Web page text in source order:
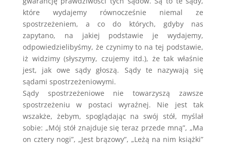
które wydajemy równocześnie niemal ze
spostrzeżeniem, a co do których, gdyby nas
zapytano, na jakiej podstawie je wydajemy,
odpowiedzielibyśmy, że czynimy to na tej podstawie,
iż widzimy (słyszymy, czujemy itd.), że tak właśnie
jest, jak owe sądy głoszą. Sądy te nazywają się
sądami spostrzeżeniowymi.
Sądy spostrzeżeniowe nie towarzyszą zawsze
spostrzeżeniu w postaci wyraźnej. Nie jest tak
wszakże, żebym, spoglądając na swój stół, myślał
sobie: „Mój stół znajduje się teraz przede mną”, „Ma
on cztery nogi”, „Jest brązowy”, „Leżą na nim książki”